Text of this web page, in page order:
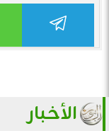
الأخبار